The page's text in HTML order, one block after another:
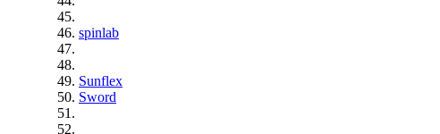
spinlab
Sunflex
Sword